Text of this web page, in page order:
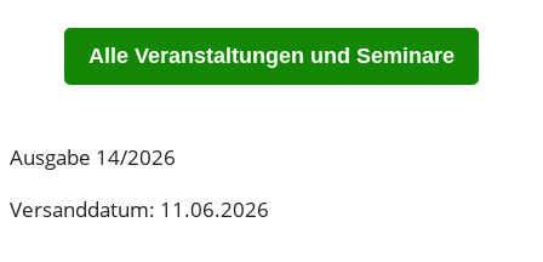
Alle Veranstaltungen und Seminare
Ausgabe 14/2026
Versanddatum: 11.06.2026